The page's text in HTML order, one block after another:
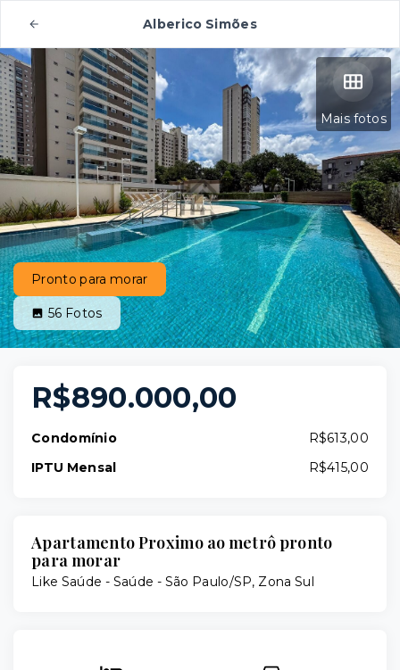
Alberico Simões
Mais fotos
Pronto para morar
56 Fotos
R$890.000,00
Condomínio
R$613,00
IPTU Mensal
R$415,00
Apartamento Proximo ao metrô pronto
para morar
Like Saúde - Saúde - São Paulo/SP, Zona Sul